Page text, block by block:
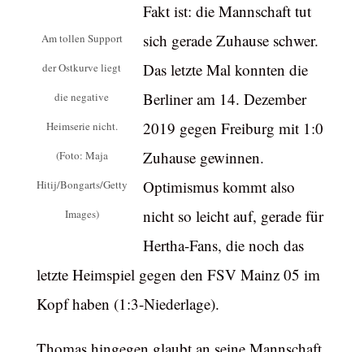
Am tollen Support
der Ostkurve liegt
die negative
Heimserie nicht.
(Foto: Maja
Hitij/Bongarts/Getty
Images)
Fakt ist: die Mannschaft tut
sich gerade Zuhause schwer.
Das letzte Mal konnten die
Berliner am 14. Dezember
2019 gegen Freiburg mit 1:0
Zuhause gewinnen.
Optimismus kommt also
nicht so leicht auf, gerade für
Hertha-Fans, die noch das
letzte Heimspiel gegen den FSV Mainz 05 im
Kopf haben (1:3-Niederlage).